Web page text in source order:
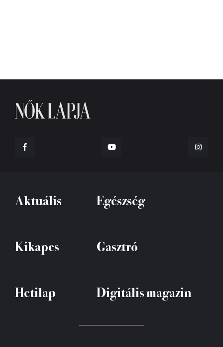
Aktuális Egészség
Kikapcs Gasztró
Hetilap Digitális magazin